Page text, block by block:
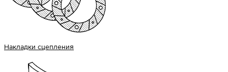
Накладки сцепления